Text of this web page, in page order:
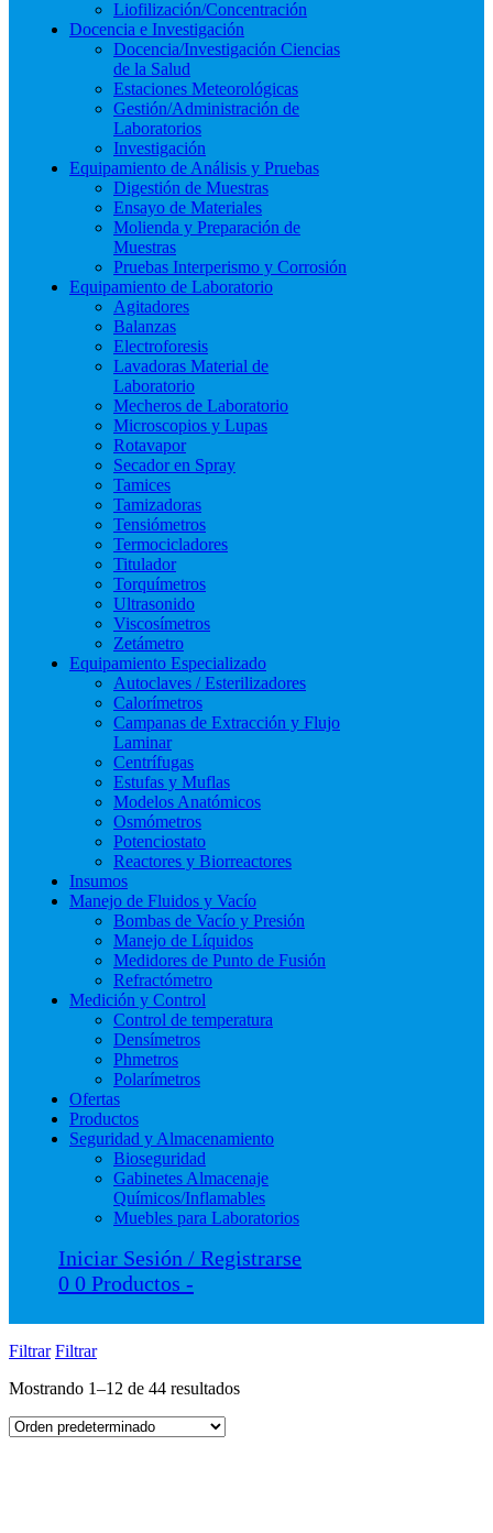
Liofilización/Concentración
Docencia e Investigación
Docencia/Investigación Ciencias
de la Salud
Estaciones Meteorológicas
Gestión/Administración de
Laboratorios
Investigación
Equipamiento de Análisis y Pruebas
Digestión de Muestras
Ensayo de Materiales
Molienda y Preparación de
Muestras
Pruebas Interperismo y Corrosión
Equipamiento de Laboratorio
Agitadores
Balanzas
Electroforesis
Lavadoras Material de
Laboratorio
Mecheros de Laboratorio
Microscopios y Lupas
Rotavapor
Secador en Spray
Tamices
Tamizadoras
Tensiómetros
Termocicladores
Titulador
Torquímetros
Ultrasonido
Viscosímetros
Zetámetro
Equipamiento Especializado
Autoclaves / Esterilizadores
Calorímetros
Campanas de Extracción y Flujo
Laminar
Centrífugas
Estufas y Muflas
Modelos Anatómicos
Osmómetros
Potenciostato
Reactores y Biorreactores
Insumos
Manejo de Fluidos y Vacío
Bombas de Vacío y Presión
Manejo de Líquidos
Medidores de Punto de Fusión
Refractómetro
Medición y Control
Control de temperatura
Densímetros
Phmetros
Polarímetros
Ofertas
Productos
Seguridad y Almacenamiento
Bioseguridad
Gabinetes Almacenaje
Químicos/Inflamables
Muebles para Laboratorios
Iniciar Sesión / Registrarse
0 0 Productos -
Filtrar Filtrar
Mostrando 1–12 de 44 resultados